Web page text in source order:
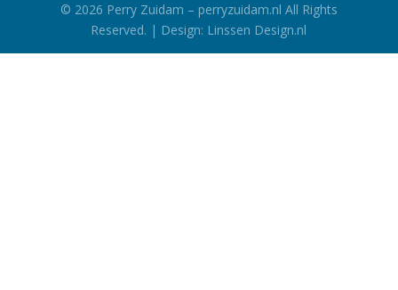
© 2026 Perry Zuidam – perryzuidam.nl All Rights
Reserved. | Design: Linssen Design.nl